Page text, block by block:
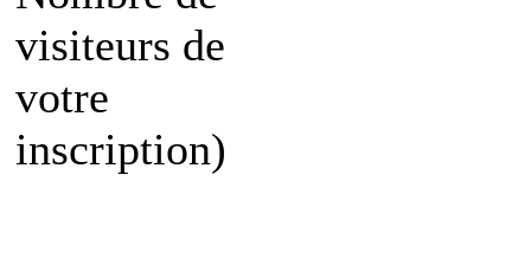
visiteurs de
votre
inscription)